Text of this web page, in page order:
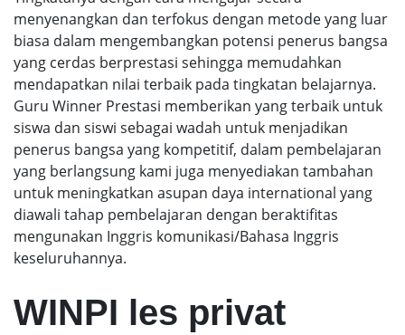
menyenangkan dan terfokus dengan metode yang luar
biasa dalam mengembangkan potensi penerus bangsa
yang cerdas berprestasi sehingga memudahkan
mendapatkan nilai terbaik pada tingkatan belajarnya.
Guru Winner Prestasi memberikan yang terbaik untuk
siswa dan siswi sebagai wadah untuk menjadikan
penerus bangsa yang kompetitif, dalam pembelajaran
yang berlangsung kami juga menyediakan tambahan
untuk meningkatkan asupan daya international yang
diawali tahap pembelajaran dengan beraktifitas
mengunakan Inggris komunikasi/Bahasa Inggris
keseluruhannya.
WINPI les privat